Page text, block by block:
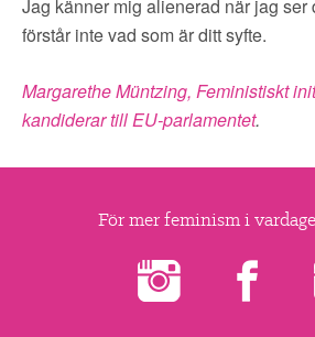
Jag känner mig alienerad när jag ser
förstår inte vad som är ditt syfte.
Margarethe Müntzing, Feministiskt
kandiderar till EU-parlamentet.
För mer feminism i